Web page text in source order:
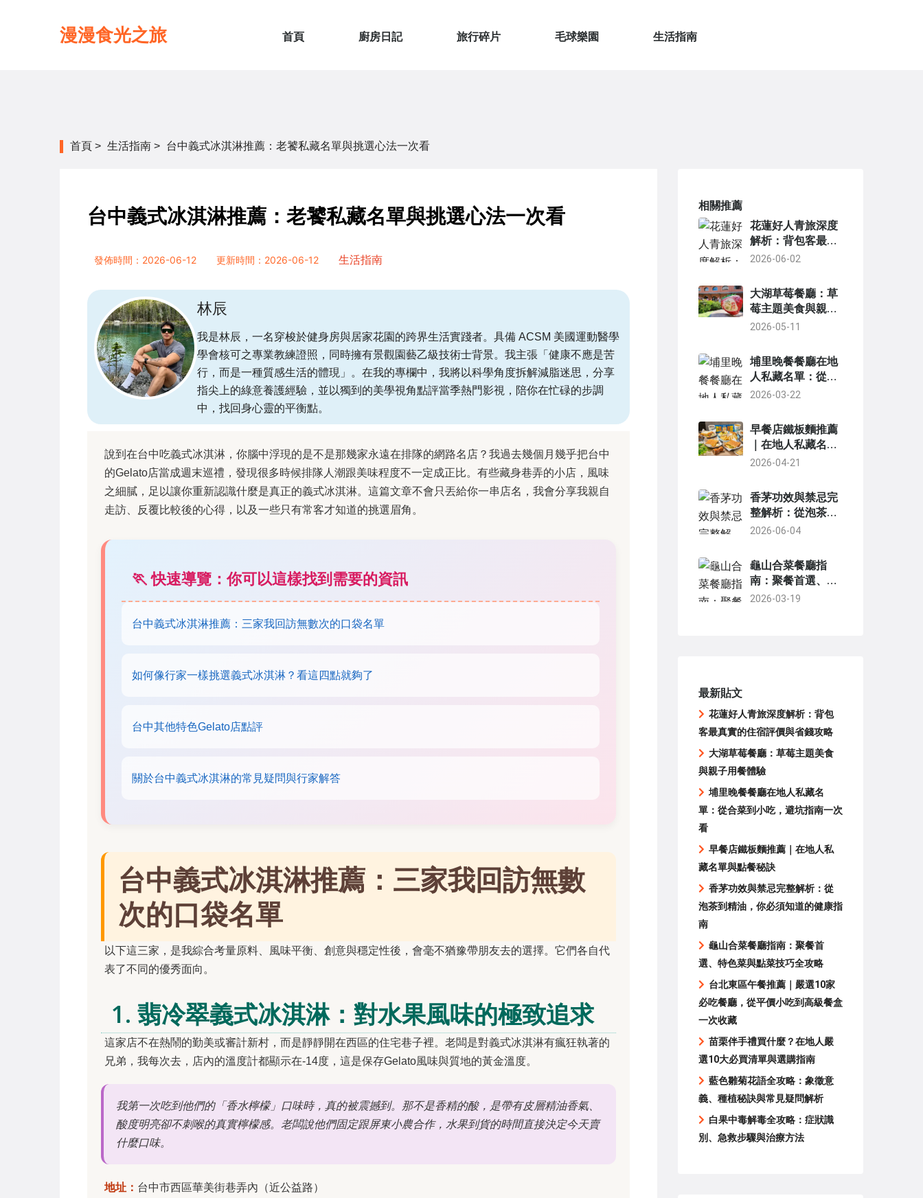
漫漫食光之旅 首頁 廚房日記 旅行碎片 毛球樂園 生活指南
首頁 > 生活指南 > 台中義式冰淇淋推薦：老饕私藏名單與挑選心法一次看
台中義式冰淇淋推薦：老饕私藏名單與挑選心法一次看
發佈時間：2026-06-12 更新時間：2026-06-12 生活指南
林辰
我是林辰，一名穿梭於健身房與居家花園的跨界生活實踐者。具備 ACSM 美國運動醫學
學會核可之專業教練證照，同時擁有景觀園藝乙級技術士背景。我主張「健康不應是苦
行，而是一種質感生活的體現」。在我的專欄中，我將以科學角度拆解減脂迷思，分享
指尖上的綠意養護經驗，並以獨到的美學視角點評當季熱門影視，陪你在忙碌的步調
中，找回身心靈的平衡點。
說到在台中吃義式冰淇淋，你腦中浮現的是不是那幾家永遠在排隊的網路名店？我過去幾個月幾乎把台中
的Gelato店當成週末巡禮，發現很多時候排隊人潮跟美味程度不一定成正比。有些藏身巷弄的小店，風味
之細膩，足以讓你重新認識什麼是真正的義式冰淇淋。這篇文章不會只丟給你一串店名，我會分享我親自
走訪、反覆比較後的心得，以及一些只有常客才知道的挑選眉角。
🏃 快速導覽：你可以這樣找到需要的資訊
台中義式冰淇淋推薦：三家我回訪無數次的口袋名單
如何像行家一樣挑選義式冰淇淋？看這四點就夠了
台中其他特色Gelato店點評
關於台中義式冰淇淋的常見疑問與行家解答
台中義式冰淇淋推薦：三家我回訪無數
次的口袋名單
以下這三家，是我綜合考量原料、風味平衡、創意與穩定性後，會毫不猶豫帶朋友去的選擇。它們各自代
表了不同的優秀面向。
1. 翡冷翠義式冰淇淋：對水果風味的極致追求
這家店不在熱鬧的勤美或審計新村，而是靜靜開在西區的住宅巷子裡。老闆是對義式冰淇淋有瘋狂執著的
兄弟，我每次去，店內的溫度計都顯示在-14度，這是保存Gelato風味與質地的黃金溫度。
我第一次吃到他們的「香水檸檬」口味時，真的被震撼到。那不是香精的酸，是帶有皮層精油香氣、
酸度明亮卻不刺喉的真實檸檬感。老闆說他們固定跟屏東小農合作，水果到貨的時間直接決定今天賣
什麼口味。
地址： 台中市西區華美街巷弄內（近公益路）
相關推薦
花蓮好人青旅深度
解析：背包客最真
實的住宿評價與省
2026-06-02
大湖草莓餐廳：草
莓主題美食與親子
用餐體驗
2026-05-11
埔里晚餐餐廳在地
人私藏名單：從合
菜到小吃，避坑指
2026-03-22
早餐店鐵板麵推薦
｜在地人私藏名單
與點餐秘訣
2026-04-21
香茅功效與禁忌完
整解析：從泡茶到
精油，你必須知道
2026-06-04
龜山合菜餐廳指
南：聚餐首選、特
色菜與點菜技巧全
2026-03-19
最新貼文
花蓮好人青旅深度解析：背包
客最真實的住宿評價與省錢攻略
大湖草莓餐廳：草莓主題美食
與親子用餐體驗
埔里晚餐餐廳在地人私藏名
單：從合菜到小吃，避坑指南一次
看
早餐店鐵板麵推薦｜在地人私
藏名單與點餐秘訣
香茅功效與禁忌完整解析：從
泡茶到精油，你必須知道的健康指
南
龜山合菜餐廳指南：聚餐首
選、特色菜與點菜技巧全攻略
台北東區午餐推薦｜嚴選10家
必吃餐廳，從平價小吃到高級餐盒
一次收藏
苗栗伴手禮買什麼？在地人嚴
選10大必買清單與選購指南
藍色雛菊花語全攻略：象徵意
義、種植秘訣與常見疑問解析
白果中毒解毒全攻略：症狀識
別、急救步驟與治療方法